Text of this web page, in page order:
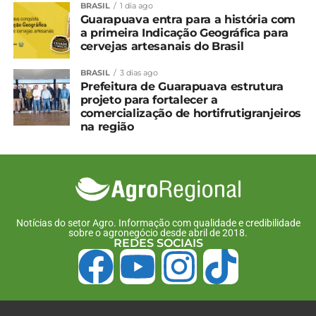
Compartilhe isso:
Facebook 18+
Relacionado
Exportações paranaenses
já superam números de
2022; agronegócio é
destaque
11 de dezembro, 2023
Soja foi o principal
produto exportado pelo
Paraná de janeiro a
agosto
10 de setembro, 2024
Em "Paraná"
Soja em grão representou
um quarto das
exportações do PR no 1°
BRASIL 1 dia ago
Guarapuava entra para a história com
a primeira Indicação Geográfica para
cervejas artesanais do Brasil
BRASIL 3 dias ago
Prefeitura de Guarapuava estrutura
projeto para fortalecer a
comercialização de hortifrutigranjeiros
na região
Notícias do setor Agro. Informação com qualidade e credibilidade
sobre o agronegócio desde abril de 2018.
REDES SOCIAIS